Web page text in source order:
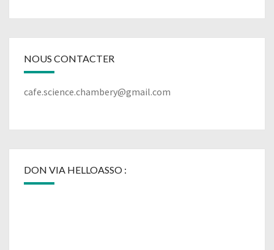
NOUS CONTACTER
cafe.science.chambery@gmail.com
DON VIA HELLOASSO :